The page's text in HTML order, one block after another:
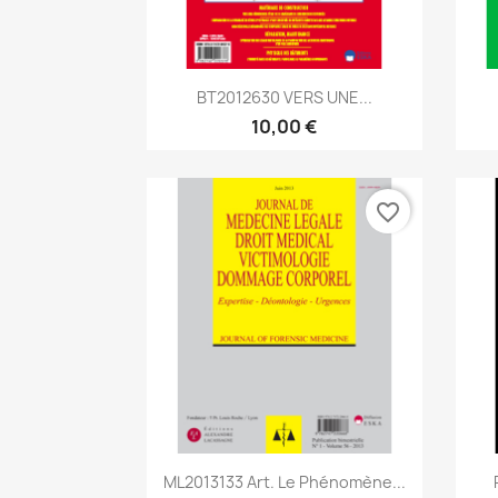
Aperçu rapide
BT2012630 VERS UNE...
10,00 €
Aperçu rapide
ML2013133 Art. Le Phénomène...
favorite_border